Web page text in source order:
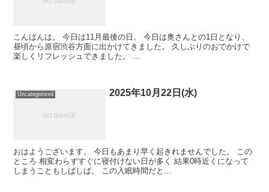
こんばんは。 今日は11月最後の日。 今日は奥さんとの1日となり、
昼頃から原宿渋谷方面に出かけてきました。 久しぶりのおでかけで
楽しくリフレッシュできました。 ...
Uncategorized 2025年10月22日(水)
おはようございます。 今日もあまり早く起きれませんでした。 この
ところ 相変わらずすぐに寝付けない日が多く 結果0時近くになって
しまうこともしばしば。 この入眠時間だと...